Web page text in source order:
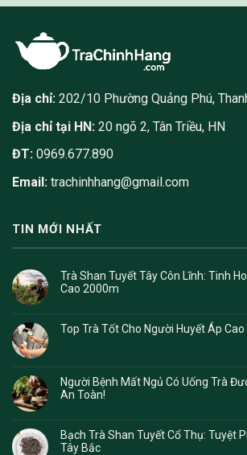
Địa chỉ: 202/10 Phường Quảng Phú,
Địa chỉ tại HN: 20 ngõ 2, Tân Triều, HN
ĐT: 0969.677.890
Email: trachinhhang@gmail.com
TIN MỚI NHẤT
Trà Shan Tuyết Tây Côn Lĩnh: Tinh
Cao 2000m
Top Trà Tốt Cho Người Huyết Áp Cao
Người Bệnh Mất Ngủ Có Uống Trà
An Toàn!
Bạch Trà Shan Tuyết Cổ Thụ: Tuyệt
Tây Bắc